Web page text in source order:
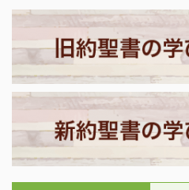
程であった。 -エズラ
7:7-10「アルタクセルク
セス王の第七年に、イス
...
にはコロサイ書と多くの
共通点を持っており、エ
ペソ書の用語の四分の一
がコロサイ書にある。成
立時期は、パウロ没後
（六十年代に殉教）ある
程度の期間が経っている
と見られ、七十年代とか
八十年代が考えられる。
当時の教会は、周囲の異